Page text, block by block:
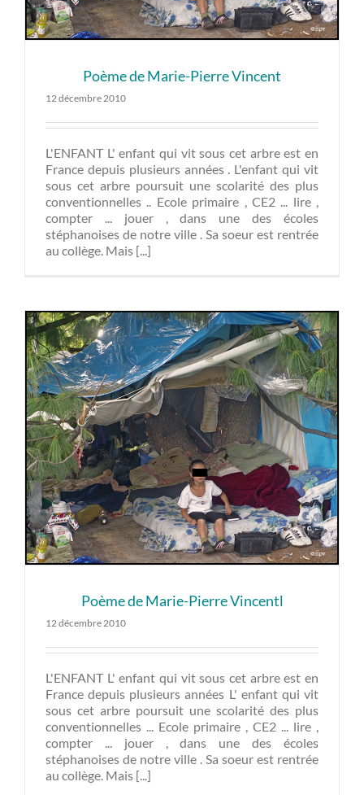
Poème de Marie-Pierre Vincent
12 décembre 2010
L'ENFANT L' enfant qui vit sous cet arbre est en
France depuis plusieurs années . L'enfant qui vit
sous cet arbre poursuit une scolarité des plus
conventionnelles .. Ecole primaire , CE2 ... lire ,
compter ... jouer , dans une des écoles
stéphanoises de notre ville . Sa soeur est rentrée
au collège. Mais [...]
Poème de Marie-Pierre Vincentl
12 décembre 2010
L'ENFANT L' enfant qui vit sous cet arbre est en
France depuis plusieurs années L' enfant qui vit
sous cet arbre poursuit une scolarité des plus
conventionnelles ... Ecole primaire , CE2 ... lire ,
compter ... jouer , dans une des écoles
stéphanoises de notre ville . Sa soeur est rentrée
au collège. Mais [...]